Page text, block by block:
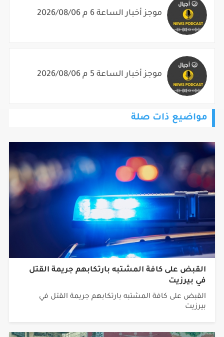
موجز أخبار الساعة 6 م 2026/08/06
موجز أخبار الساعة 5 م 2026/08/06
مواضيع ذات صلة
القبض على كافة المشتبه بارتكابهم جريمة القتل
في بيرزيت
القبض على كافة المشتبه بارتكابهم جريمة القتل في
بيرزيت